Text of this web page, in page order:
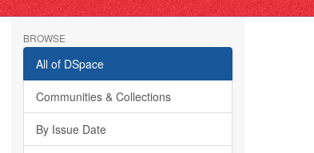
BROWSE
All of DSpace
Communities & Collections
By Issue Date